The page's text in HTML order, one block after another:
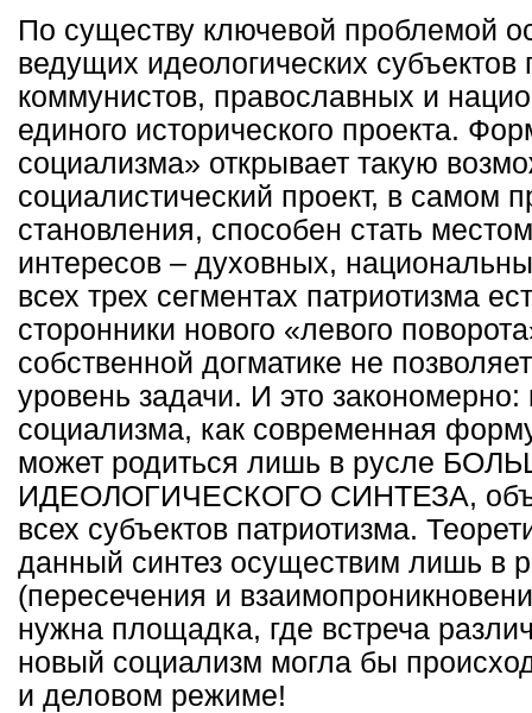
По существу ключевой проблемой
ведущих идеологических субъектов
коммунистов, православных и
единого исторического проекта.
социализма» открывает такую
социалистический проект, в самом
становления, способен стать
интересов – духовных,
всех трех сегментах патриотизма
сторонники нового «левого
собственной догматике не
уровень задачи. И это закономерно:
социализма, как современная
может родиться лишь в русле
ИДЕОЛОГИЧЕСКОГО СИНТЕЗА,
всех субъектов патриотизма.
данный синтез осуществим лишь в
(пересечения и
нужна площадка, где встреча
новый социализм могла бы
и деловом режиме!